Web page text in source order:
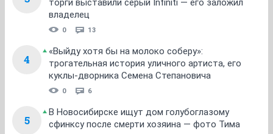
торги выставили серый Infiniti — его заложил
владелец
0 13
4
«Выйду хотя бы на молоко соберу»:
трогательная история уличного артиста, его
куклы-дворника Семена Степановича
0 6
5
В Новосибирске ищут дом голубоглазому
сфинксу после смерти хозяина — фото Тима